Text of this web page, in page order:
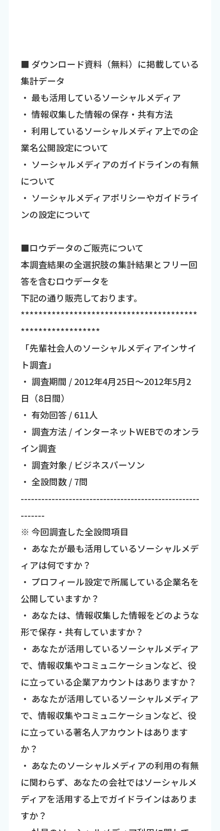
■ ダウンロード資料（無料）に掲載している
集計データ
・ 最も活用しているソーシャルメディア
・ 情報収集した情報の保存・共有方法
・ 利用しているソーシャルメディア上での企
業名公開設定について
・ ソーシャルメディアのガイドラインの有無
について
・ ソーシャルメディアポリシーやガイドライ
ンの設定について
■ロウデータのご販売について
本調査結果の全選択肢の集計結果とフリー回
答を含むロウデータを
下記の通り販売しております。
****************************************
******************
「先輩社会人のソーシャルメディアインサイ
ト調査」
・ 調査期間 / 2012年4月25日～2012年5月2
日（8日間）
・ 有効回答 / 611人
・ 調査方法 / インターネットWEBでのオンラ
イン調査
・ 調査対象 / ビジネスパーソン
・ 全設問数 / 7問
----------------------------------------------------
-------
※ 今回調査した全設問項目
・ あなたが最も活用しているソーシャルメデ
ィアは何ですか？
・ プロフィール設定で所属している企業名を
公開していますか？
・ あなたは、情報収集した情報をどのような
形で保存・共有していますか？
・ あなたが活用しているソーシャルメディア
で、情報収集やコミュニケーションなど、役
に立っている企業アカウントはありますか？
・ あなたが活用しているソーシャルメディア
で、情報収集やコミュニケーションなど、役
に立っている著名人アカウントはあります
か？
・ あなたのソーシャルメディアの利用の有無
に関わらず、あなたの会社ではソーシャルメ
ディアを活用する上でガイドラインはありま
すか？